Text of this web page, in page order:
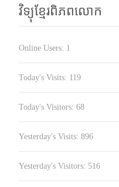
វិទ្យុខ្មែរពិភពលោក
Online Users: 1
Today's Visits: 119
Today's Visitors: 68
Yesterday's Visits: 896
Yesterday's Visitors: 516